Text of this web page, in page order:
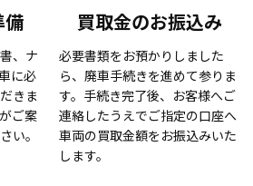
備
、ナ
に必
きま
ご案
い。
買取金のお振込み
必要書類をお預かりしました
ら、廃車手続きを進めて参りま
す。手続き完了後、お客様へご
連絡したうえでご指定の口座へ
車両の買取金額をお振込みいた
します。